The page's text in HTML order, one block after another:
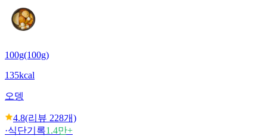
100g(100g)
135kcal
오뎅
4.8(리뷰 228개)
·식단기록1.4만+